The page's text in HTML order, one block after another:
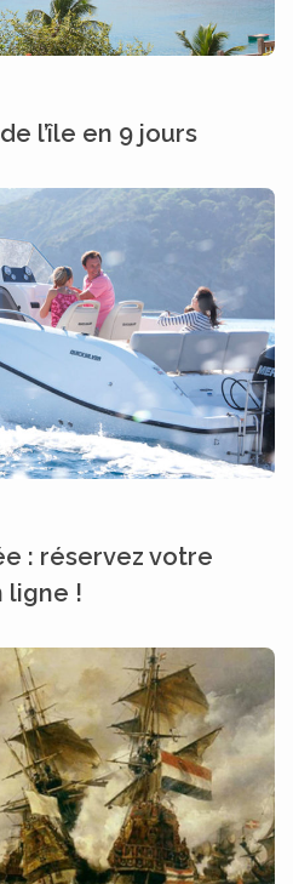
l’île en 9 jours
: réservez votre
ligne !